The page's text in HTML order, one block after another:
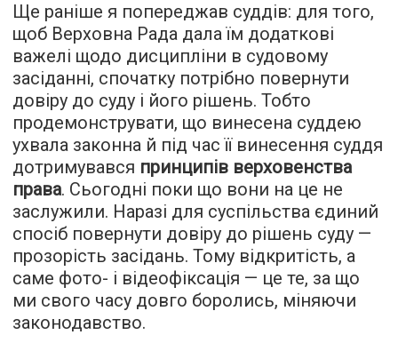
Ще раніше я попереджав суддів: для того,
щоб Верховна Рада дала їм додаткові
важелі щодо дисципліни в судовому
засіданні, спочатку потрібно повернути
довіру до суду і його рішень. Тобто
продемонструвати, що винесена суддею
ухвала законна й під час її винесення суддя
дотримувався принципів верховенства
права. Сьогодні поки що вони на це не
заслужили. Наразі для суспільства єдиний
спосіб повернути довіру до рішень суду —
прозорість засідань. Тому відкритість, а
саме фото- і відеофіксація — це те, за що
ми свого часу довго боролись, міняючи
законодавство.